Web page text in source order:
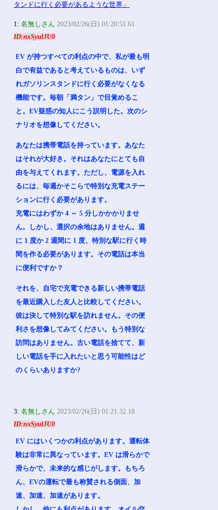
1:名無しさん 2023/02/26(日) 01:20:51.61
ID:nxSyulJU0
EV が持つすべての利点の中で、私が最も明
白で有益であると考えているものは、いず
れガソリンスタンドに行く必要がなくなる
機能です。毎朝「満タン」で目覚めるこ
と。EV疑惑の知人にこう説明した。次のシ
ナリオを想像してください。
あなたは携帯電話を持っています。あなた
はそれが大好き。それはあなたにとても自
由を与えてくれます。ただし、電源を入れ
るには、毎週かそこらで特別な充電ステー
ションに行く必要があります。
充電にはわずか 4 ～ 5 分しかかかりませ
ん。しかし、選択の余地はありません。週
に 1 度か 2 週間に 1 度、特別な駅に行く時
間を作る必要があります。その電話は本当
に便利ですか？
それを、自宅で充電できる新しい携帯電話
を最近購入した友人と比較してください。
彼は決して特別な駅を訪れません。その便
利さを想像してみてください。もう特別な
訪問はありません。古い電話を捨てて、新
しい電話を手に入れたいと思う可能性はど
のくらいありますか?
3:名無しさん 2023/02/26(日) 01:21:32.18
ID:nxSyulJU0
EV にはいくつかの利点があります。運転体
験は非常に異なっています。EV は滑らかで
滑らかで、未来的な感じがします。もちろ
ん、EVの運転で最も称賛される側面、加
速、加速、加速があります。